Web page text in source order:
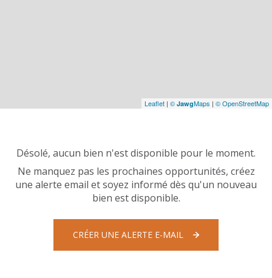
Leaflet | © JawgMaps | © OpenStreetMap
Désolé, aucun bien n'est disponible pour le moment.
Ne manquez pas les prochaines opportunités, créez
une alerte email et soyez informé dès qu'un nouveau
bien est disponible.
CRÉER UNE ALERTE E-MAIL